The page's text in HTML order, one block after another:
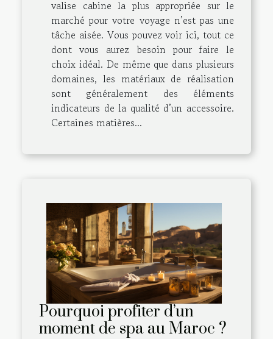
valise cabine la plus appropriée sur le
marché pour votre voyage n’est pas une
tâche aisée. Vous pouvez voir ici, tout ce
dont vous aurez besoin pour faire le
choix idéal. De même que dans plusieurs
domaines, les matériaux de réalisation
sont généralement des éléments
indicateurs de la qualité d’un accessoire.
Certaines matières...
Pourquoi profiter d’un
moment de spa au Maroc ?